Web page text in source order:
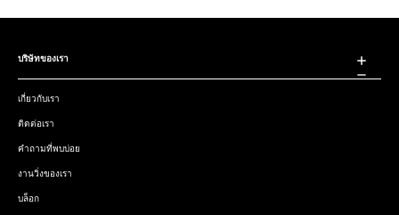
บริษัทของเรา
เกี่ยวกับเรา
ติดต่อเรา
คำถามที่พบบ่อย
งานวิ่งของเรา
บล็อก